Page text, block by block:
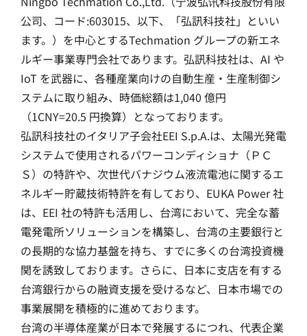
公司、コード:603015、以下、「弘訊科技社」といい
ます。）を中心とするTechmation グループの新エネ
ルギー事業専門会社であります。弘訊科技社は、AI や
IoT を武器に、各種産業向けの自動生産・生産制御シ
ステムに取り組み、時価総額は1,040 億円
（1CNY=20.5 円換算）となっております。
弘訊科技社のイタリア子会社EEI S.p.A.は、太陽光発電
システムで使用されるパワーコンディショナ（ＰＣ
Ｓ）の特許や、次世代バナジウム液流電池に関するエ
ネルギー貯蔵技術特許を有しており、EUKA Power 社
は、EEI 社の特許も活用し、台湾において、完全な蓄
電発電所ソリューションを構築し、台湾の主要銀行と
の長期的な協力基盤を持ち、すでに多くの台湾投資機
関を誘致しております。さらに、日本に支店を有する
台湾銀行からの融資支援を受けるなど、日本市場での
事業展開を積極的に進めております。
台湾の半導体産業が日本で発展するにつれ、代表企業